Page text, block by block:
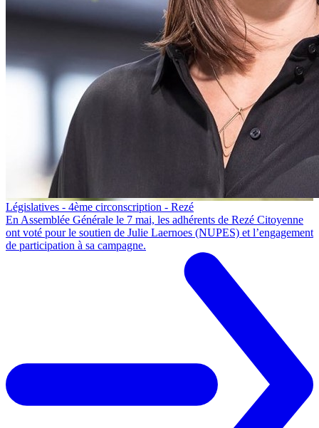
Législatives - 4ème circonscription - Rezé
En Assemblée Générale le 7 mai, les adhérents de Rezé Citoyenne
ont voté pour le soutien de Julie Laernoes (NUPES) et l’engagement
de participation à sa campagne.